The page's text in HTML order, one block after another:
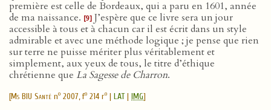
première est celle de Bordeaux, qui a paru en 1601, année
de ma naissance. [9] J’espère que ce livre sera un jour
accessible à tous et à chacun car il est écrit dans un style
admirable et avec une méthode logique ; je pense que rien
sur terre ne puisse mériter plus véritablement et
simplement, aux yeux de tous, le titre d’éthique
chrétienne que La Sagesse de Charron.
[Ms BIU Santé no 2007, fo 214 ro | LAT| IMG]